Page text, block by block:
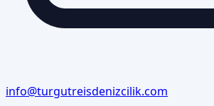
info@turgutreisdenizcilik.com